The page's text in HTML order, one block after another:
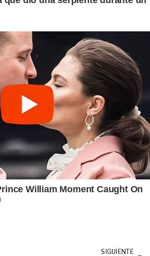
SIGUIENTE